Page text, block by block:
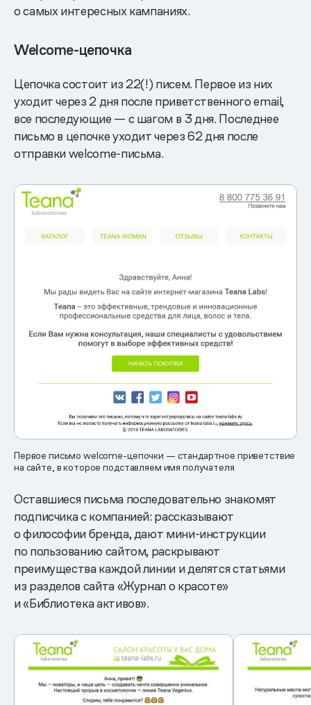
о самых интересных кампаниях.
Welcome-цепочка
Цепочка состоит из 22(!) писем. Первое из них
уходит через 2 дня после приветственного email,
все последующие — с шагом в 3 дня. Последнее
письмо в цепочке уходит через 62 дня после
отправки welcome-письма.
Первое письмо welcome-цепочки — стандартное приветствие
на сайте, в которое подставляем имя получателя
Оставшиеся письма последовательно знакомят
подписчика с компанией: рассказывают
о философии бренда, дают мини-инструкции
по пользованию сайтом, раскрывают
преимущества каждой линии и делятся статьями
из разделов сайта «Журнал о красоте»
и «Библиотека активов».